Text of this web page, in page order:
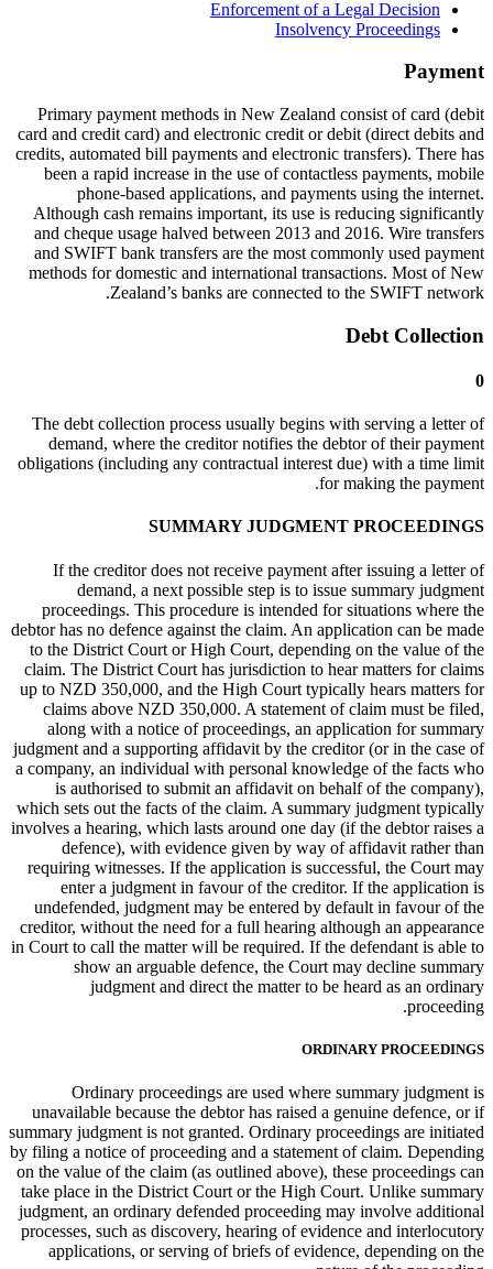
Enforcement of a Legal Decision
Insolvency Proceedings
Payment
Primary payment methods in New Zealand consist of card (debit
card and credit card) and electronic credit or debit (direct debits and
credits, automated bill payments and electronic transfers). There has
been a rapid increase in the use of contactless payments, mobile
phone-based applications, and payments using the internet.
Although cash remains important, its use is reducing significantly
and cheque usage halved between 2013 and 2016. Wire transfers
and SWIFT bank transfers are the most commonly used payment
methods for domestic and international transactions. Most of New
Zealand’s banks are connected to the SWIFT network.
Debt Collection
0
The debt collection process usually begins with serving a letter of
demand, where the creditor notifies the debtor of their payment
obligations (including any contractual interest due) with a time limit
for making the payment.
SUMMARY JUDGMENT PROCEEDINGS
If the creditor does not receive payment after issuing a letter of
demand, a next possible step is to issue summary judgment
proceedings. This procedure is intended for situations where the
debtor has no defence against the claim. An application can be made
to the District Court or High Court, depending on the value of the
claim. The District Court has jurisdiction to hear matters for claims
up to NZD 350,000, and the High Court typically hears matters for
claims above NZD 350,000. A statement of claim must be filed,
along with a notice of proceedings, an application for summary
judgment and a supporting affidavit by the creditor (or in the case of
a company, an individual with personal knowledge of the facts who
is authorised to submit an affidavit on behalf of the company),
which sets out the facts of the claim. A summary judgment typically
involves a hearing, which lasts around one day (if the debtor raises a
defence), with evidence given by way of affidavit rather than
requiring witnesses. If the application is successful, the Court may
enter a judgment in favour of the creditor. If the application is
undefended, judgment may be entered by default in favour of the
creditor, without the need for a full hearing although an appearance
in Court to call the matter will be required. If the defendant is able to
show an arguable defence, the Court may decline summary
judgment and direct the matter to be heard as an ordinary
proceeding.
ORDINARY PROCEEDINGS
Ordinary proceedings are used where summary judgment is
unavailable because the debtor has raised a genuine defence, or if
summary judgment is not granted. Ordinary proceedings are initiated
by filing a notice of proceeding and a statement of claim. Depending
on the value of the claim (as outlined above), these proceedings can
take place in the District Court or the High Court. Unlike summary
judgment, an ordinary defended proceeding may involve additional
processes, such as discovery, hearing of evidence and interlocutory
applications, or serving of briefs of evidence, depending on the